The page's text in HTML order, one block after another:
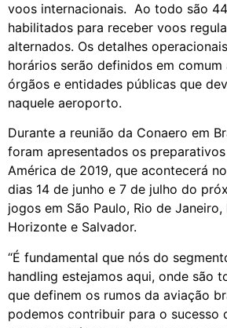
voos internacionais. Ao todo são
habilitados para receber voos
alternados. Os detalhes
horários serão definidos em
órgãos e entidades públicas que
naquele aeroporto.
Durante a reunião da Conaero em
foram apresentados os
América de 2019, que acontecerá
dias 14 de junho e 7 de julho do
jogos em São Paulo, Rio de
Horizonte e Salvador.
“É fundamental que nós do
handling estejamos aqui, onde são
que definem os rumos da aviação
podemos contribuir para o sucesso